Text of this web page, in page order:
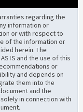
regarding the
information or
or with respect to
of the information or
herein. The
IS and the use of this
or
and depends on
them into the
and the
in connection with